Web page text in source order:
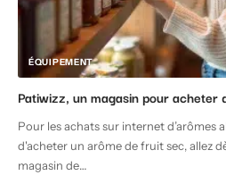
ÉQUIPEMENT
Patiwizz, un magasin pour acheter
Pour les achats sur internet d’arômes
d'acheter un arôme de fruit sec, allez
magasin de…